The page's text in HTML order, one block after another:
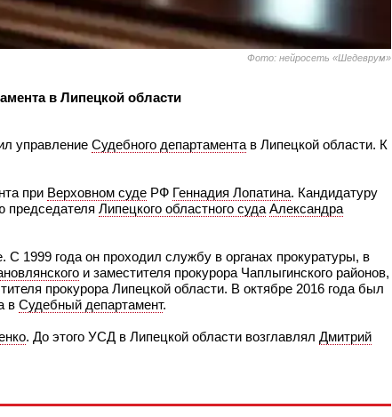
Фото: нейросеть «Шедеврум»
в Липецкой области
управление Судебного департамента в Липецкой области. К
при Верховном суде РФ Геннадия Лопатина. Кандидатуру
председателя Липецкого областного суда Александра
1999 года он проходил службу в органах прокуратуры, в
и заместителя прокурора Чаплыгинского районов,
прокурора Липецкой области. В октябре 2016 года был
в Судебный департамент.
. До этого УСД в Липецкой области возглавлял Дмитрий